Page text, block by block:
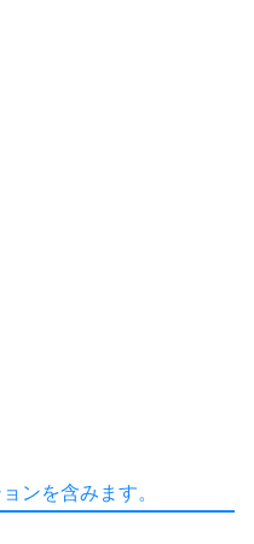
ンを含みます。